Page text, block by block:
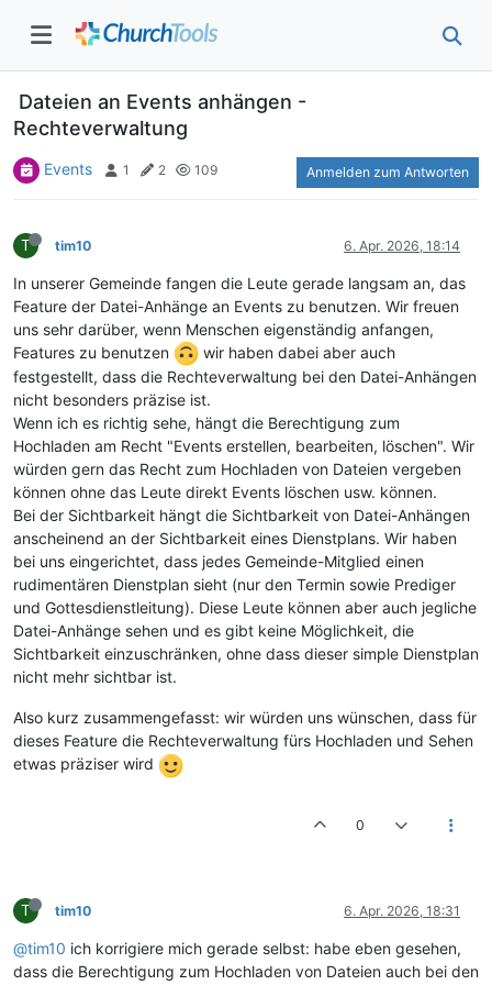
Dateien an Events anhängen -
Rechteverwaltung
Events 1 2 109 Anmelden zum Antworten
T tim10 6. Apr. 2026, 18:14
In unserer Gemeinde fangen die Leute gerade langsam an, das
Feature der Datei-Anhänge an Events zu benutzen. Wir freuen
uns sehr darüber, wenn Menschen eigenständig anfangen,
Features zu benutzen
wir haben dabei aber auch
festgestellt, dass die Rechteverwaltung bei den Datei-Anhängen
nicht besonders präzise ist.
Wenn ich es richtig sehe, hängt die Berechtigung zum
Hochladen am Recht "Events erstellen, bearbeiten, löschen". Wir
würden gern das Recht zum Hochladen von Dateien vergeben
können ohne das Leute direkt Events löschen usw. können.
Bei der Sichtbarkeit hängt die Sichtbarkeit von Datei-Anhängen
anscheinend an der Sichtbarkeit eines Dienstplans. Wir haben
bei uns eingerichtet, dass jedes Gemeinde-Mitglied einen
rudimentären Dienstplan sieht (nur den Termin sowie Prediger
und Gottesdienstleitung). Diese Leute können aber auch jegliche
Datei-Anhänge sehen und es gibt keine Möglichkeit, die
Sichtbarkeit einzuschränken, ohne dass dieser simple Dienstplan
nicht mehr sichtbar ist.
Also kurz zusammengefasst: wir würden uns wünschen, dass für
dieses Feature die Rechteverwaltung fürs Hochladen und Sehen
etwas präziser wird
0
T tim10 6. Apr. 2026, 18:31
@tim10 ich korrigiere mich gerade selbst: habe eben gesehen,
dass die Berechtigung zum Hochladen von Dateien auch bei den